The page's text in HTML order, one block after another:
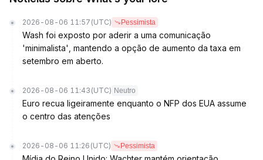
2026-08-06 11:57 (UTC) Pessimista
Wash foi exposto por aderir a uma comunicação
'minimalista', mantendo a opção de aumento da taxa em
setembro em aberto.
2026-08-06 11:43 (UTC) Neutro
Euro recua ligeiramente enquanto o NFP dos EUA assume
o centro das atenções
2026-08-06 11:26 (UTC) Pessimista